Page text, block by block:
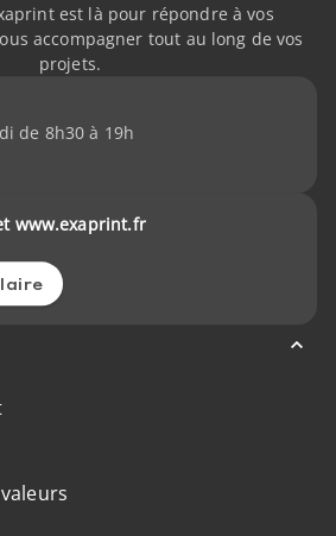
est là pour répondre à vos
accompagner tout au long de vos
projets.
de 8h30 à 19h
www.exaprint.fr